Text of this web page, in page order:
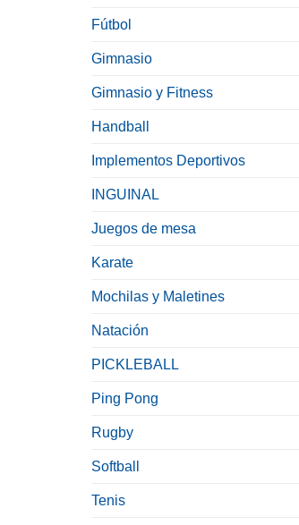
Fútbol
Gimnasio
Gimnasio y Fitness
Handball
Implementos Deportivos
INGUINAL
Juegos de mesa
Karate
Mochilas y Maletines
Natación
PICKLEBALL
Ping Pong
Rugby
Softball
Tenis